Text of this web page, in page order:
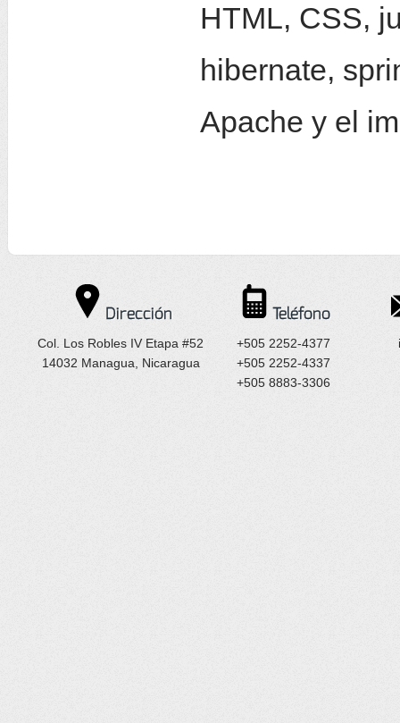
HTML, CSS,
hibernate,
Apache y el
Dirección
Col. Los Robles IV Etapa #52
14032 Managua, Nicaragua
Teléfono
+505 2252-4377
+505 2252-4337
+505 8883-3306